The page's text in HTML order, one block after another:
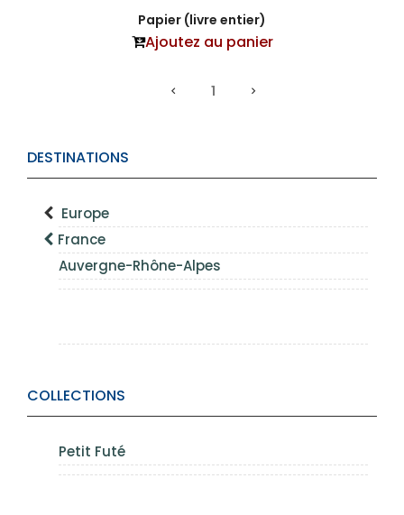
DESTINATIONS
Europe
France
Auvergne-Rhône-Alpes
COLLECTIONS
Petit Futé
Papier (livre entier)
Ajoutez au panier
1